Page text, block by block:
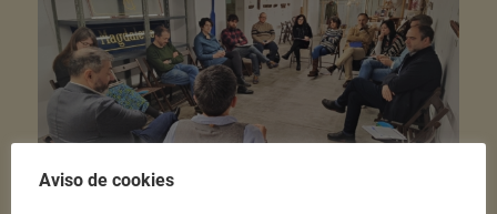
Aviso de cookies